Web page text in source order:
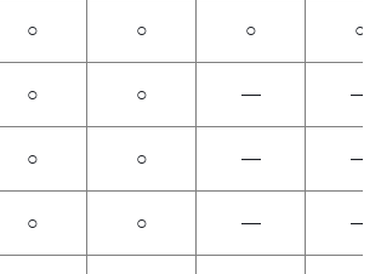
○ ○ ○
○
○ ○ ―
―
○ ○ ―
―
○ ○ ―
―